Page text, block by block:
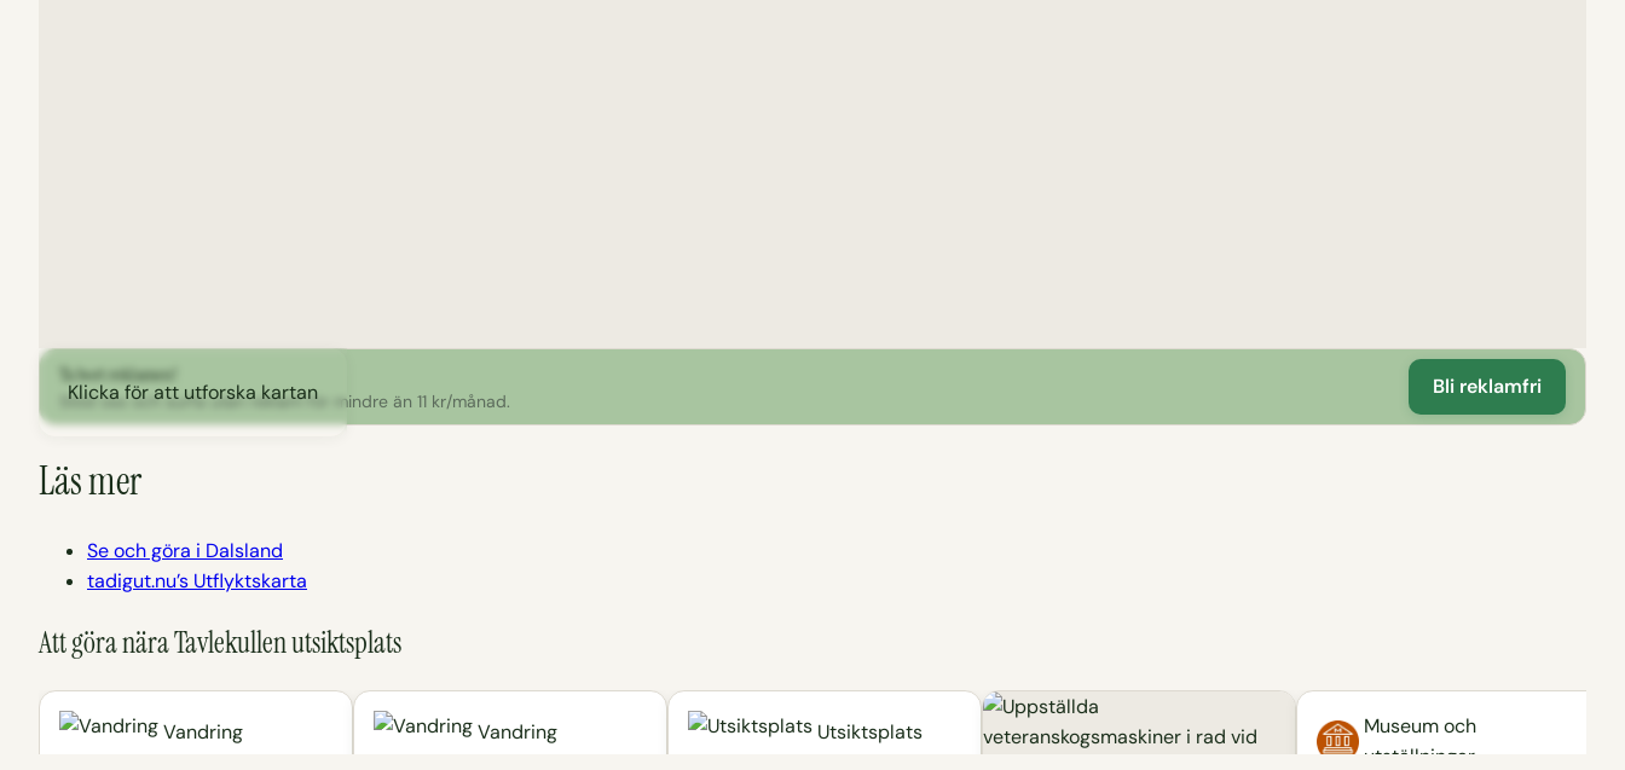
Klicka för att utforska kartan
Ta bort reklamen!
Stöd oss och surfa utan reklam för mindre än 11 kr/månad.
Bli reklamfri
Läs mer
Se och göra i Dalsland
tadigut.nu’s Utflyktskarta
Att göra nära Tavlekullen utsiktsplats
Vandring Vandring Utsiktsplats
Museum och
utställningar